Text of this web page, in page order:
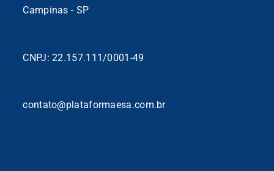
Campinas - SP
CNPJ: 22.157.111/0001-49
contato@plataformaesa.com.br